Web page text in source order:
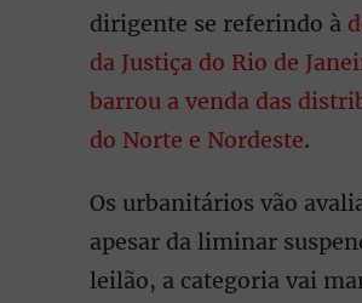
dirigente se referindo à
da Justiça do Rio de
barrou a venda das
do Norte e Nordeste.
Os urbanitários vão
apesar da liminar
leilão, a categoria vai